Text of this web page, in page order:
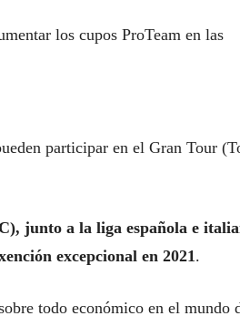
los cupos ProTeam en las
participar en el Gran Tour
junto a la liga española e
excepcional en 2021.
todo económico en el mundo